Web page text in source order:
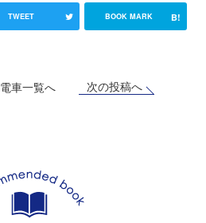
TWEET BOOK MARK B!
電車一覧へ 次の投稿へ